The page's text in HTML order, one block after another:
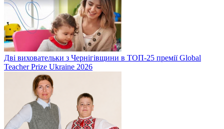
Дві виховательки з Чернігівщини в ТОП-25 премії Global
Teacher Prize Ukraine 2026